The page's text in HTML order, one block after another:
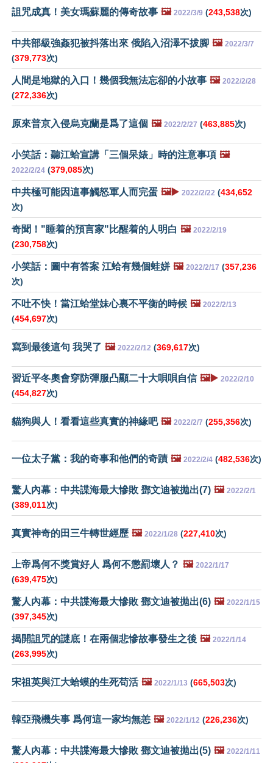
詛咒成真！美女瑪蘇麗的傳奇故事 🖼️ 2022/3/9 (243,538次)
中共部級強姦犯被抖落出來 俄陷入沼澤不拔腳 🖼️ 2022/3/7
(379,773次)
人間是地獄的入口！幾個我無法忘卻的小故事 🖼️ 2022/2/28
(272,336次)
原來普京入侵烏克蘭是爲了這個 🖼️ 2022/2/27 (463,885次)
小笑話：聽江蛤宣講「三個呆婊」時的注意事項 🖼️
2022/2/24 (379,085次)
中共極可能因這事觸怒軍人而完蛋 🖼️▶️ 2022/2/22 (434,652
次)
奇聞！"睡着的預言家"比醒着的人明白 🖼️ 2022/2/19
(230,758次)
小笑話：圖中有答案 江蛤有幾個蛙姘 🖼️ 2022/2/17 (357,236
次)
不吐不快！當江蛤堂妹心裏不平衡的時候 🖼️ 2022/2/13
(454,697次)
寫到最後這句 我哭了 🖼️ 2022/2/12 (369,617次)
習近平冬奧會穿防彈服凸顯二十大唄唄自信 🖼️▶️ 2022/2/10
(454,827次)
貓狗與人！看看這些真實的神緣吧 🖼️ 2022/2/7 (255,356次)
一位太子黨：我的奇事和他們的奇蹟 🖼️ 2022/2/4 (482,536次)
驚人內幕：中共諜海最大慘敗 鄧文迪被拋出(7) 🖼️ 2022/2/1
(389,011次)
真實神奇的田三牛轉世經歷 🖼️ 2022/1/28 (227,410次)
上帝爲何不獎賞好人 爲何不懲罰壞人？ 🖼️ 2022/1/17
(639,475次)
驚人內幕：中共諜海最大慘敗 鄧文迪被拋出(6) 🖼️ 2022/1/15
(397,345次)
揭開詛咒的謎底！在兩個悲慘故事發生之後 🖼️ 2022/1/14
(263,995次)
宋祖英與江大蛤蟆的生死苟活 🖼️ 2022/1/13 (665,503次)
韓亞飛機失事 爲何這一家均無恙 🖼️ 2022/1/12 (226,236次)
驚人內幕：中共諜海最大慘敗 鄧文迪被拋出(5) 🖼️ 2022/1/11